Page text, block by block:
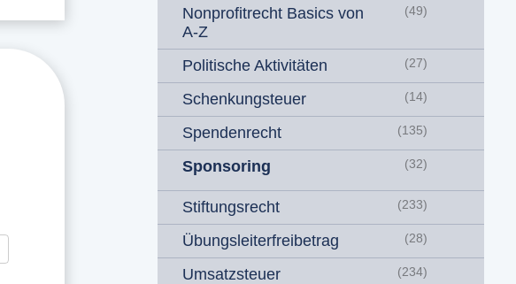
Nonprofitrecht Basics von
A-Z
(49)
Politische Aktivitäten (27)
Schenkungsteuer (14)
Spendenrecht (135)
Sponsoring (32)
Stiftungsrecht (233)
Übungsleiterfreibetrag (28)
Umsatzsteuer (234)